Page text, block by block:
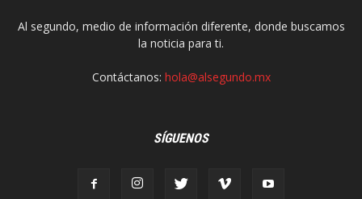
Al segundo, medio de información diferente, donde buscamos
la noticia para ti.
Contáctanos: hola@alsegundo.mx
SÍGUENOS